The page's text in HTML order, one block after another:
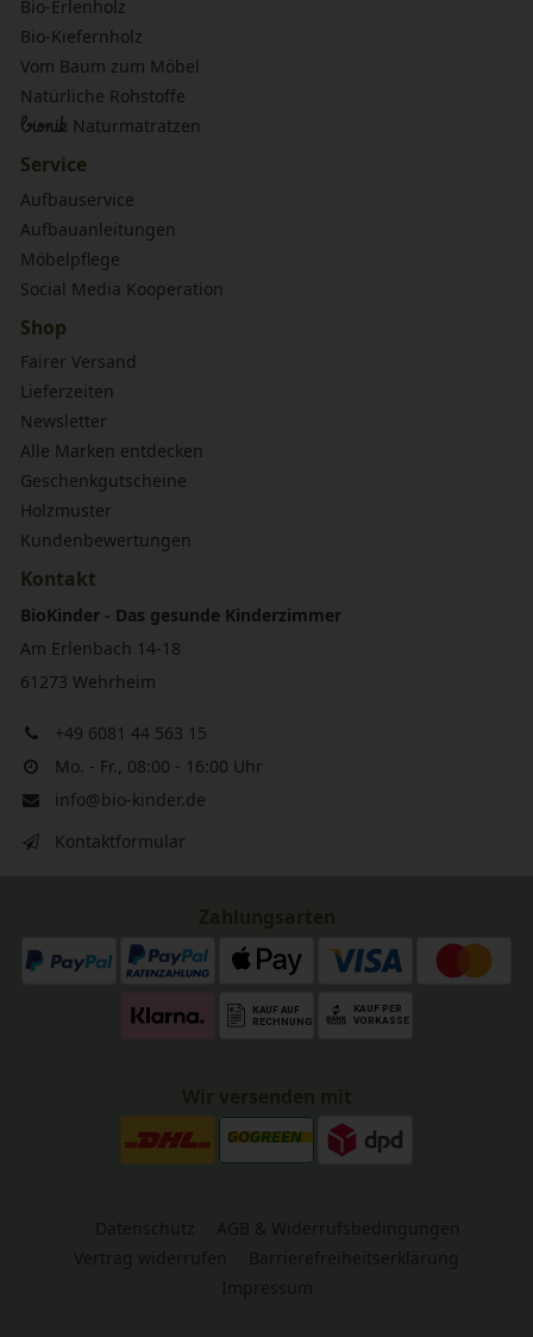
Bio-Erlenholz
Bio-Kiefernholz
Vom Baum zum Möbel
Natürliche Rohstoffe
bionik Naturmatratzen
Service
Aufbauservice
Aufbauanleitungen
Möbelpflege
Social Media Kooperation
Shop
Fairer Versand
Lieferzeiten
Newsletter
Alle Marken entdecken
Geschenkgutscheine
Holzmuster
Kundenbewertungen
Kontakt
BioKinder - Das gesunde Kinderzimmer
Am Erlenbach 14-18
61273 Wehrheim
+49 6081 44 563 15
Mo. - Fr., 08:00 - 16:00 Uhr
info@bio-kinder.de
Kontaktformular
Zahlungsarten
Wir versenden mit